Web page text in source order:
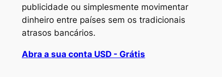
publicidade ou simplesmente movimentar
dinheiro entre países sem os tradicionais
atrasos bancários.
Abra a sua conta USD - Grátis